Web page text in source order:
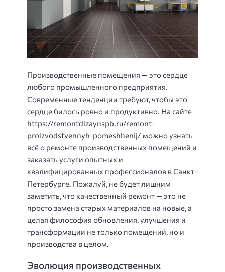
Производственные помещения — это сердце
любого промышленного предприятия.
Современные тенденции требуют, чтобы это
сердце билось ровно и продуктивно. На сайте
https://remontdizaynspb.ru/remont-
proizvodstvennyh-pomeshhenij/ можно узнать
всё о ремонте производственных помещений и
заказать услуги опытных и
квалифицированных профессионалов в Санкт-
Петербурге. Пожалуй, не будет лишним
заметить, что качественный ремонт — это не
просто замена старых материалов на новые, а
целая философия обновления, улучшения и
трансформации не только помещений, но и
производства в целом.
Эволюция производственных